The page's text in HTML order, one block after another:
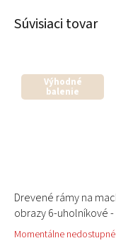
Súvisiaci tovar
Výhodné
balenie
Drevené rámy na
obrazy 6-uholníkové -
ks
Momentálne nedostupné